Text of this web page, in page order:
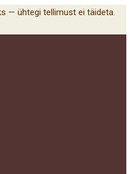
— ühtegi tellimust ei täideta.
Menu
Toggle
Menu
Toggle